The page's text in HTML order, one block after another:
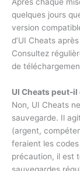
quelques jours
version
d’UI Cheats
Consultez
de
UI Cheats peut-
Non, UI Cheats
sauvegarde. Il
(argent,
feraient les
précaution, il est
sauvegardes